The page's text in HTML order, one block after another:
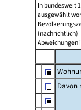
In bundesweit
ausgewählt
Abweichungen
Davon